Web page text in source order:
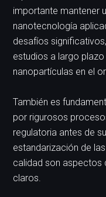
importante mantener
nanotecnología
desafíos
estudios a largo
nanopartículas en el
También es
por rigurosos
regulatoria antes de
estandarización de
calidad son aspectos
claros.